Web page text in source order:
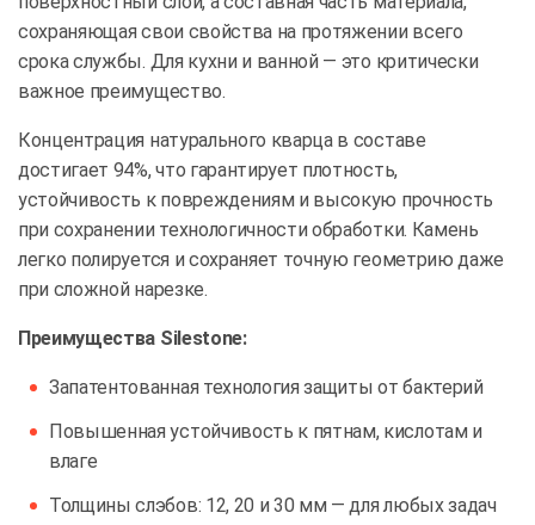
сохраняющая свои свойства на протяжении всего
срока службы. Для кухни и ванной — это критически
важное преимущество.
Концентрация натурального кварца в составе
достигает 94%, что гарантирует плотность,
устойчивость к повреждениям и высокую прочность
при сохранении технологичности обработки. Камень
легко полируется и сохраняет точную геометрию даже
при сложной нарезке.
Преимущества Silestone:
Запатентованная технология защиты от бактерий
Повышенная устойчивость к пятнам, кислотам и
влаге
Толщины слэбов: 12, 20 и 30 мм — для любых задач